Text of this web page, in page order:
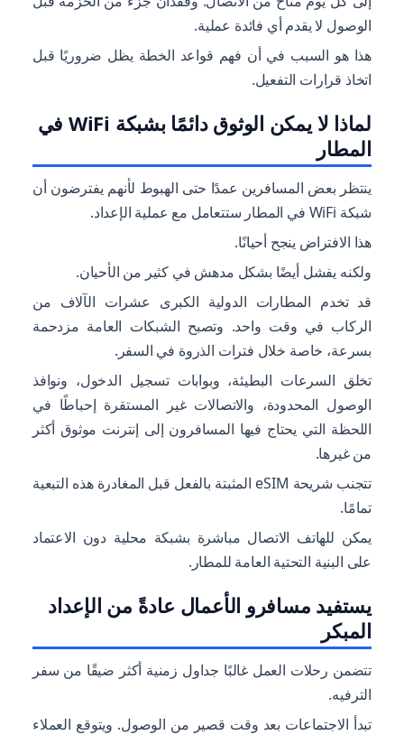
الوصول لا يقدم أي فائدة عملية.
هذا هو السبب في أن فهم قواعد الخطة يظل ضروريًا قبل
اتخاذ قرارات التفعيل.
لماذا لا يمكن الوثوق دائمًا بشبكة WiFi في
المطار
ينتظر بعض المسافرين عمدًا حتى الهبوط لأنهم يفترضون أن
شبكة WiFi في المطار ستتعامل مع عملية الإعداد.
هذا الافتراض ينجح أحيانًا.
ولكنه يفشل أيضًا بشكل مدهش في كثير من الأحيان.
قد تخدم المطارات الدولية الكبرى عشرات الآلاف من
الركاب في وقت واحد. وتصبح الشبكات العامة مزدحمة
بسرعة، خاصة خلال فترات الذروة في السفر.
تخلق السرعات البطيئة، وبوابات تسجيل الدخول، ونوافذ
الوصول المحدودة، والاتصالات غير المستقرة إحباطًا في
اللحظة التي يحتاج فيها المسافرون إلى إنترنت موثوق أكثر
من غيرها.
تتجنب شريحة eSIM المثبتة بالفعل قبل المغادرة هذه التبعية
تمامًا.
يمكن للهاتف الاتصال مباشرة بشبكة محلية دون الاعتماد
على البنية التحتية العامة للمطار.
يستفيد مسافرو الأعمال عادةً من الإعداد
المبكر
تتضمن رحلات العمل غالبًا جداول زمنية أكثر ضيقًا من سفر
الترفيه.
تبدأ الاجتماعات بعد وقت قصير من الوصول. ويتوقع العملاء